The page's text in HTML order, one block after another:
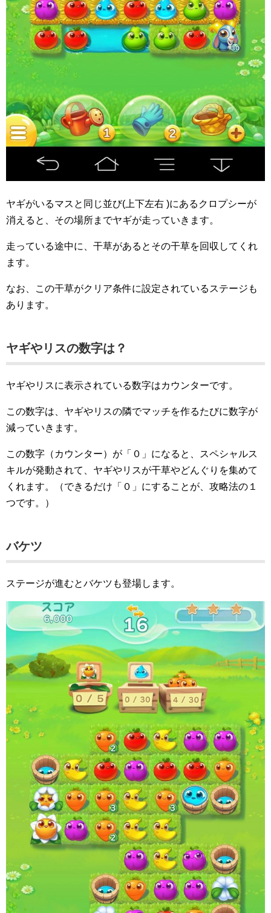
ヤギがいるマスと同じ並び(上下左右 )にあるクロプシーが
消えると、その場所までヤギが走っていきます。
走っている途中に、干草があるとその干草を回収してくれ
ます。
なお、この干草がクリア条件に設定されているステージも
あります。
ヤギやリスの数字は？
ヤギやリスに表示されている数字はカウンターです。
この数字は、ヤギやリスの隣でマッチを作るたびに数字が
減っていきます。
この数字（カウンター）が「０」になると、スペシャルス
キルが発動されて、ヤギやリスが干草やどんぐりを集めて
くれます。（できるだけ「０」にすることが、攻略法の１
つです。）
バケツ
ステージが進むとバケツも登場します。